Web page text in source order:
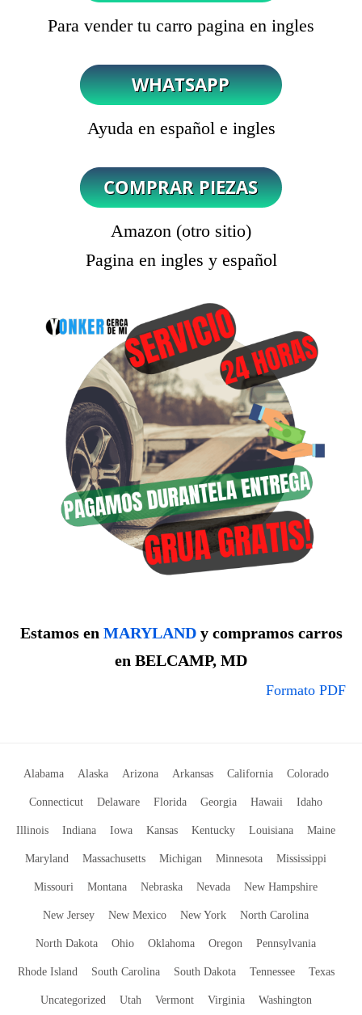
Para vender tu carro pagina en ingles
Ayuda en español e ingles
Amazon (otro sitio)
Pagina en ingles y español
Estamos en MARYLANDy compramos carros
en BELCAMP, MD
Formato PDF
Alabama Alaska Arizona Arkansas California Colorado
Connecticut Delaware Florida Georgia Hawaii Idaho
Illinois Indiana Iowa Kansas Kentucky Louisiana Maine
Maryland Massachusetts Michigan Minnesota Mississippi
Missouri Montana Nebraska Nevada New Hampshire
New Jersey New Mexico New York North Carolina
North Dakota Ohio Oklahoma Oregon Pennsylvania
Rhode Island South Carolina South Dakota Tennessee Texas
Uncategorized Utah Vermont Virginia Washington